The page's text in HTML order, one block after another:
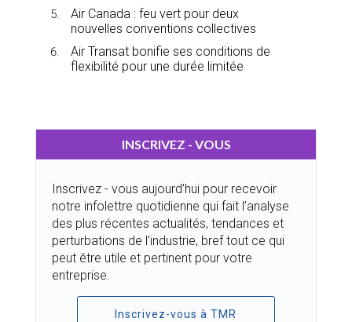
Air Canada : feu vert pour deux
nouvelles conventions collectives
Air Transat bonifie ses conditions de
flexibilité pour une durée limitée
INSCRIVEZ - VOUS
Inscrivez - vous aujourd’hui pour recevoir
notre infolettre quotidienne qui fait l’analyse
des plus récentes actualités, tendances et
perturbations de l’industrie, bref tout ce qui
peut être utile et pertinent pour votre
entreprise.
Inscrivez-vous à TMR